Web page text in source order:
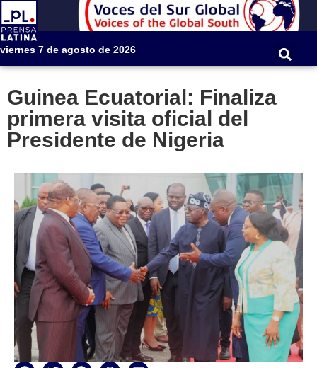
viernes 7 de agosto de 2026
Guinea Ecuatorial: Finaliza
primera visita oficial del
Presidente de Nigeria